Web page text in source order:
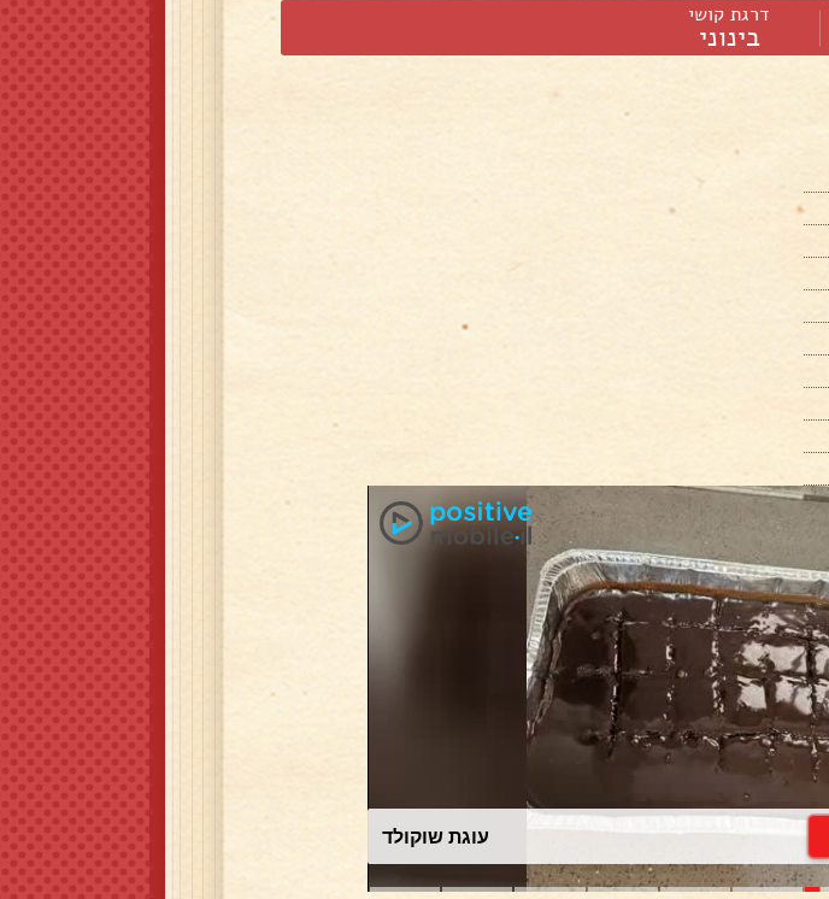
דרגת קושי
בינוני
עוגת שוקולד